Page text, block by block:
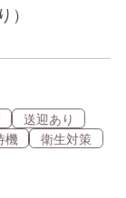
送迎あり
機
衛生対策